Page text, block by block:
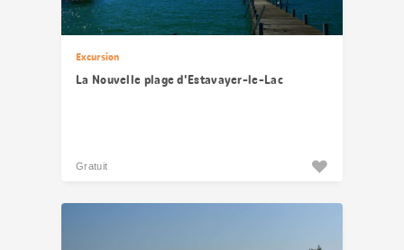
Excursion
La Nouvelle plage d'Estavayer-le-Lac
Gratuit